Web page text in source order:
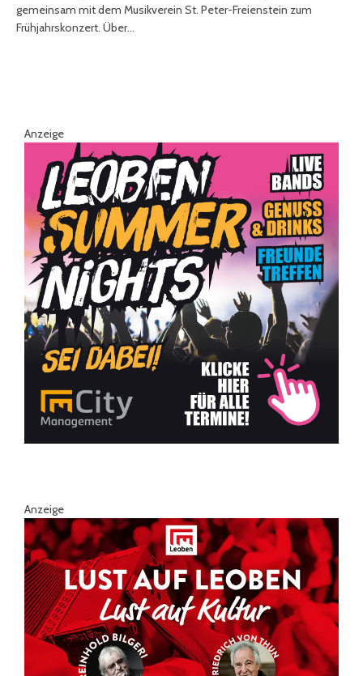
gemeinsam mit dem Musikverein St. Peter-Freienstein zum
Frühjahrskonzert. Über…
Anzeige
Anzeige